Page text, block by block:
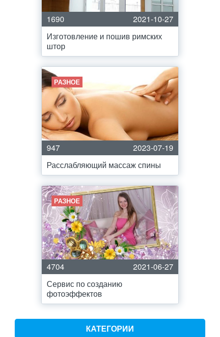
1690
2021-10-27
Изготовление и пошив римских
штор
РАЗНОЕ
947
2023-07-19
Расслабляющий массаж спины
РАЗНОЕ
4704
2021-06-27
Сервис по созданию
фотоэффектов
КАТЕГОРИИ